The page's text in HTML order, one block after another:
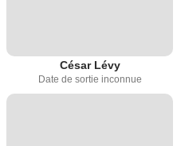
César Lévy
Date de sortie inconnue